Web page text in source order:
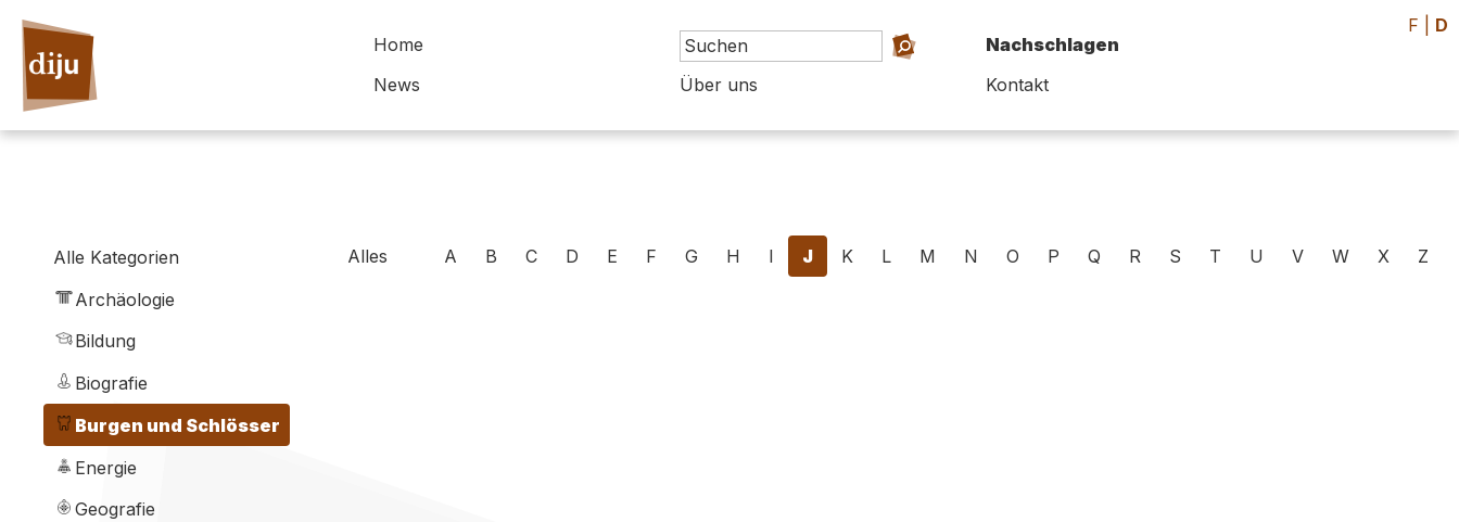
Home
Nachschlagen
News
Über uns Kontakt
F D
Alle Kategorien
Archäologie
Bildung
Biografie
Burgen und Schlösser
Energie
Geografie
Alles A B C D E F G H I J K L M N O P Q R S T U V W X Z